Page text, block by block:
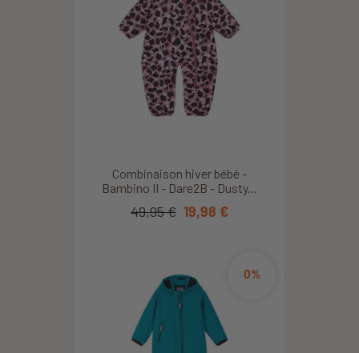
Combinaison hiver bébé -
Bambino II - Dare2B - Dusty...
49,95 € 19,98 €
0%